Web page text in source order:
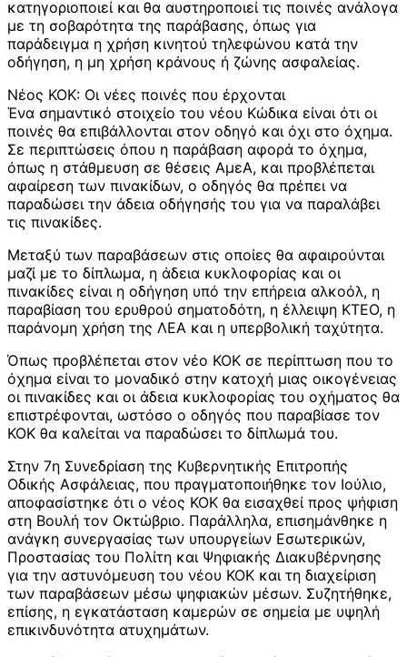
κατηγοριοποιεί και θα αυστηροποιεί τις ποινές ανάλογα
με τη σοβαρότητα της παράβασης, όπως για
παράδειγμα η χρήση κινητού τηλεφώνου κατά την
οδήγηση, η μη χρήση κράνους ή ζώνης ασφαλείας.
Νέος ΚΟΚ: Οι νέες ποινές που έρχονται
Ένα σημαντικό στοιχείο του νέου Κώδικα είναι ότι οι
ποινές θα επιβάλλονται στον οδηγό και όχι στο όχημα.
Σε περιπτώσεις όπου η παράβαση αφορά το όχημα,
όπως η στάθμευση σε θέσεις ΑμεΑ, και προβλέπεται
αφαίρεση των πινακίδων, ο οδηγός θα πρέπει να
παραδώσει την άδεια οδήγησής του για να παραλάβει
τις πινακίδες.
Μεταξύ των παραβάσεων στις οποίες θα αφαιρούνται
μαζί με το δίπλωμα, η άδεια κυκλοφορίας και οι
πινακίδες είναι η οδήγηση υπό την επήρεια αλκοόλ, η
παραβίαση του ερυθρού σηματοδότη, η έλλειψη ΚΤΕΟ, η
παράνομη χρήση της ΛΕΑ και η υπερβολική ταχύτητα.
Όπως προβλέπεται στον νέο ΚΟΚ σε περίπτωση που το
όχημα είναι το μοναδικό στην κατοχή μιας οικογένειας
οι πινακίδες και οι άδεια κυκλοφορίας του οχήματος θα
επιστρέφονται, ωστόσο ο οδηγός που παραβίασε τον
ΚΟΚ θα καλείται να παραδώσει το δίπλωμά του.
Στην 7η Συνεδρίαση της Κυβερνητικής Επιτροπής
Οδικής Ασφάλειας, που πραγματοποιήθηκε τον Ιούλιο,
αποφασίστηκε ότι ο νέος ΚΟΚ θα εισαχθεί προς ψήφιση
στη Βουλή τον Οκτώβριο. Παράλληλα, επισημάνθηκε η
ανάγκη συνεργασίας των υπουργείων Εσωτερικών,
Προστασίας του Πολίτη και Ψηφιακής Διακυβέρνησης
για την αστυνόμευση του νέου ΚΟΚ και τη διαχείριση
των παραβάσεων μέσω ψηφιακών μέσων. Συζητήθηκε,
επίσης, η εγκατάσταση καμερών σε σημεία με υψηλή
επικινδυνότητα ατυχημάτων.